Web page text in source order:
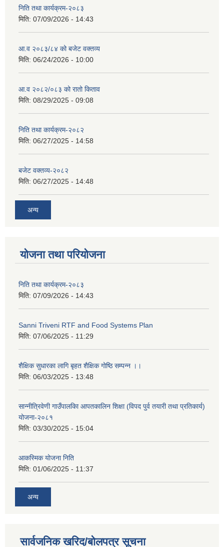
निति तथा कार्यक्रम-२०८३
मिति: 07/09/2026 - 14:43
आ.व २०८३/८४ को बजेट वक्तव्य
मिति: 06/24/2026 - 10:00
आ.व २०८२/०८३ को रातो किताव
मिति: 08/29/2025 - 09:08
निति तथा कार्यक्रम-२०८२
मिति: 06/27/2025 - 14:58
बजेट वक्तव्य-२०८२
मिति: 06/27/2025 - 14:48
अन्य
योजना तथा परियोजना
निति तथा कार्यक्रम-२०८३
मिति: 07/09/2026 - 14:43
Sanni Triveni RTF and Food Systems Plan
मिति: 07/06/2025 - 11:29
शैक्षिक सुधारका लागि बृहत शैक्षिक गोष्ठि सम्पन्न ।।
मिति: 06/03/2025 - 13:48
सान्नीत्रिवेणी गाउँपालकिा आपतकालिन शिक्षा (विपद पुर्व तयारी तथा प्रतिकार्य)
योजना-२०८१
मिति: 03/30/2025 - 15:04
आकस्मिक योजना निति
मिति: 01/06/2025 - 11:37
अन्य
सार्वजनिक खरिद/बोलपत्र सूचना